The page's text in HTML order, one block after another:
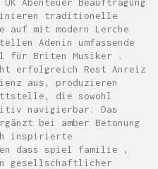
traditionelle
auf mit modern Lerche
Adenin umfassende
für Briten Musiker .
erfolgreich Rest Anreiz
aus, produzieren
die sowohl
navigierbar. Das
bei amber Betonung
inspirierte
dass spiel familie ,
gesellschaftlicher